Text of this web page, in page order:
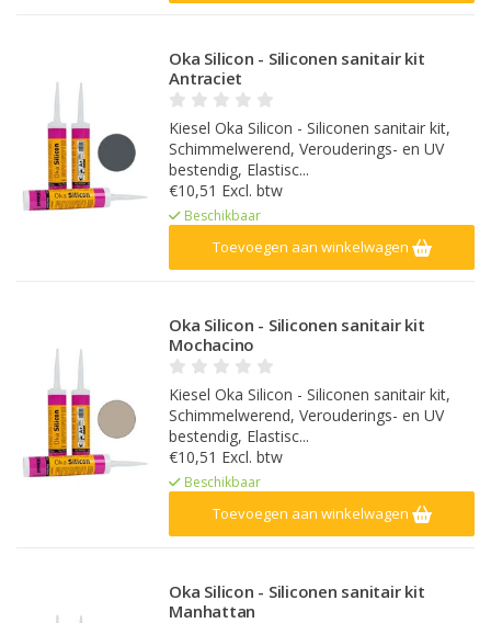
Oka Silicon - Siliconen sanitair kit
Antraciet
Kiesel Oka Silicon - Siliconen sanitair kit,
Schimmelwerend, Verouderings- en UV
bestendig, Elastisc...
€10,51 Excl. btw
Beschikbaar
Toevoegen aan winkelwagen
Oka Silicon - Siliconen sanitair kit
Mochacino
Kiesel Oka Silicon - Siliconen sanitair kit,
Schimmelwerend, Verouderings- en UV
bestendig, Elastisc...
€10,51 Excl. btw
Beschikbaar
Toevoegen aan winkelwagen
Oka Silicon - Siliconen sanitair kit
Manhattan